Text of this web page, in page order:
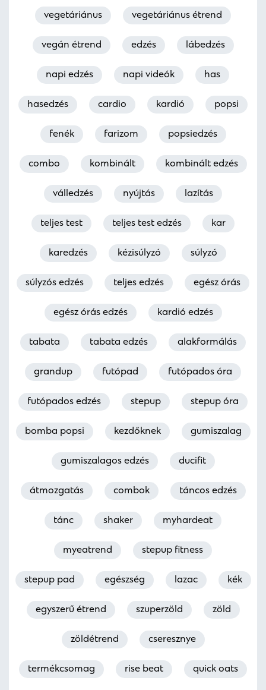
vegetáriánus vegetáriánus étrend
vegán étrend edzés lábedzés
napi edzés napi videók has
hasedzés cardio kardió popsi
fenék farizom popsiedzés
combo kombinált kombinált edzés
válledzés nyújtás lazítás
teljes test teljes test edzés kar
karedzés kézisúlyzó súlyzó
súlyzós edzés teljes edzés egész órás
egész órás edzés kardió edzés
tabata tabata edzés alakformálás
grandup futópad futópados óra
futópados edzés stepup stepup óra
bomba popsi kezdőknek gumiszalag
gumiszalagos edzés ducifit
átmozgatás combok táncos edzés
tánc shaker myhardeat
myeatrend stepup fitness
stepup pad egészség lazac kék
egyszerű étrend szuperzöld zöld
zöldétrend cseresznye
termékcsomag rise beat quick oats